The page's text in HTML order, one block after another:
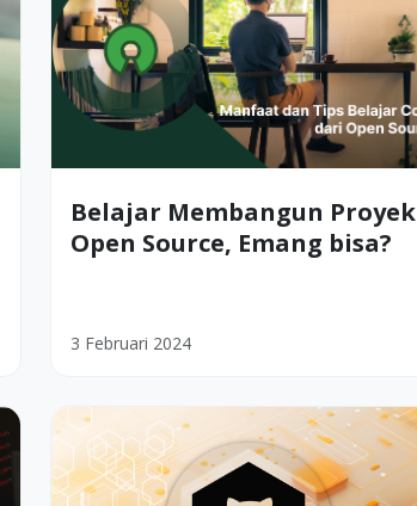
Belajar Membangun Proyek
Open Source, Emang bisa?
3 Februari 2024